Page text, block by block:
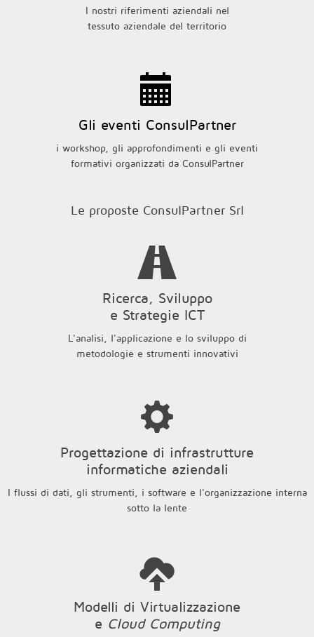
I nostri riferimenti aziendali nel
tessuto aziendale del territorio
Gli eventi ConsulPartner
i workshop, gli approfondimenti e gli eventi
formativi organizzati da ConsulPartner
Le proposte ConsulPartner Srl
Ricerca, Sviluppo
e Strategie ICT
L'analisi, l'applicazione e lo sviluppo di
metodologie e strumenti innovativi
Progettazione di infrastrutture
informatiche aziendali
I flussi di dati, gli strumenti, i software e l'organizzazione interna
sotto la lente
Modelli di Virtualizzazione
e Cloud Computing